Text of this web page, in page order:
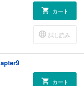
カート
試し読み
カート